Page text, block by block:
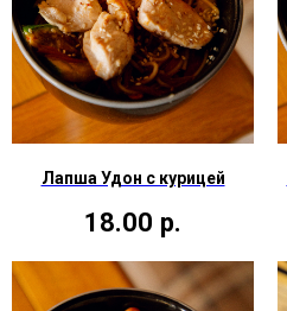
Лапша Удон с курицей
18.00 р.